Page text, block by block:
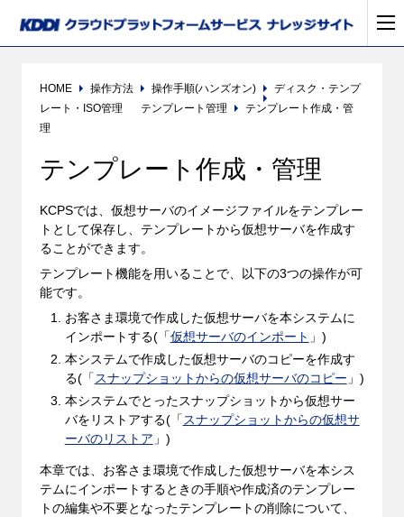
HOME 操作方法 操作手順(ハンズオン)
ディスク・テンプ
レート・ISO管理
テンプレート管理
テンプレート作成・管
理
テンプレート作成・管理
KCPSでは、仮想サーバのイメージファイルをテンプレー
トとして保存し、テンプレートから仮想サーバを作成す
ることができます。
テンプレート機能を用いることで、以下の3つの操作が可
能です。
お客さま環境で作成した仮想サーバを本システムに
インポートする(「仮想サーバのインポート 」)
本システムで作成した仮想サーバのコピーを作成す
る(「 スナップショットからの仮想サーバのコピー 」)
本システムでとったスナップショットから仮想サー
バをリストアする(「スナップショットからの仮想サ
ーバのリストア 」)
本章では、お客さま環境で作成した仮想サーバを本シス
テムにインポートするときの手順や作成済のテンプレー
トの編集や不要となったテンプレートの削除について、